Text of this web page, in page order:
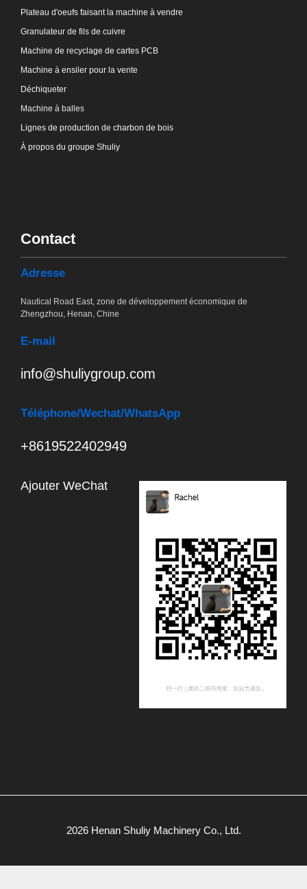
Plateau d'oeufs faisant la machine à vendre
Granulateur de fils de cuivre
Machine de recyclage de cartes PCB
Machine à ensiler pour la vente
Déchiqueter
Machine à balles
Lignes de production de charbon de bois
À propos du groupe Shuliy
Contact
Adresse
Nautical Road East, zone de développement économique de
Zhengzhou, Henan, Chine
E-mail
info@shuliygroup.com
Téléphone/Wechat/WhatsApp
+8619522402949
Ajouter WeChat
2026 Henan Shuliy Machinery Co., Ltd.